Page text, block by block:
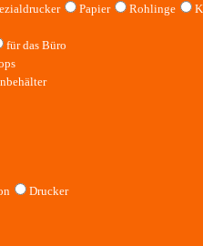
Papier Rohlinge
für das Büro
Drucker